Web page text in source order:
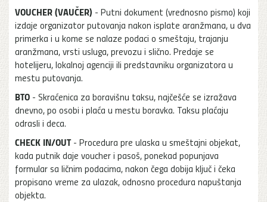
VOUCHER (VAUČER) - Putni dokument (vrednosno pismo) koji
izdaje organizator putovanja nakon isplate aranžmana, u dva
primerka i u kome se nalaze podaci o smeštaju, trajanju
aranžmana, vrsti usluga, prevozu i slično. Predaje se
hotelijeru, lokalnoj agenciji ili predstavniku organizatora u
mestu putovanja.
BTO - Skraćenica za boravišnu taksu, najčešće se izražava
dnevno, po osobi i plaća u mestu boravka. Taksu plaćaju
odrasli i deca.
CHECK IN/OUT- Procedura pre ulaska u smeštajni objekat,
kada putnik daje voucher i pasoš, ponekad popunjava
formular sa ličnim podacima, nakon čega dobija ključ i čeka
propisano vreme za ulazak, odnosno procedura napuštanja
objekta.